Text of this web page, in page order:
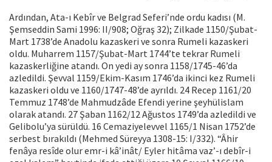
Ardından, Ata-ı Kebîr ve Belgrad Seferi’nde ordu kadısı (M.
Şemseddin Sami 1996: II/908; Oğraş 32); Zilkade 1150/Şubat-
Mart 1738’de Anadolu kazaskeri ve sonra Rumeli kazaskeri
oldu. Muharrem 1157/Şubat-Mart 1744’te tekrar Rumeli
kazaskerliğine atandı. On yedi ay sonra 1158/1745-46’da
azledildi. Şevval 1159/Ekim-Kasım 1746’da ikinci kez Rumeli
kazaskeri oldu ve 1160/1747-48’de ayrıldı. 24 Recep 1161/20
Temmuz 1748’de Mahmudzâde Efendi yerine şeyhülislam
olarak atandı. 27 Şaban 1162/12 Ağustos 1749’da azledildi ve
Gelibolu’ya sürüldü. 16 Cemaziyelevvel 1165/1 Nisan 1752’de
serbest bırakıldı (Mehmed Süreyya 1308-15: I/332). “Âhir
fenâya resîde olur emr-i kâ’inât/ Eyler hitâma vaz’-ı debîr-i